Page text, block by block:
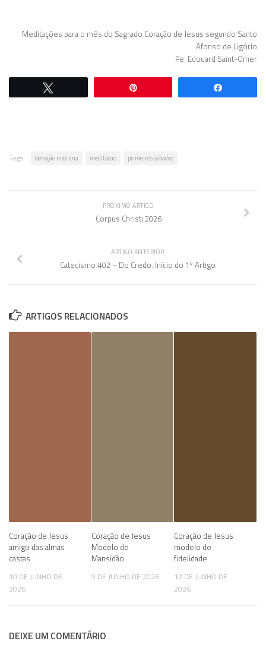
Meditações para o mês do Sagrado Coração de Jesus segundo Santo
Afonso de Ligório
Pe. Edouard Saint-Omer
Tags: devoção mariana meditacao primeiros sabados
PRÓXIMO ARTIGO
Corpus Christi 2026
ARTIGO ANTERIOR
Catecismo #02 – Do Credo. Início do 1º Artigo
ARTIGOS RELACIONADOS
Coração de Jesus
amigo das almas
castas
10 DE JUNHO DE
2026
Coração de Jesus
Modelo de
Mansidão
9 DE JUNHO DE 2026
Coração de Jesus
modelo de
fidelidade
12 DE JUNHO DE
2026
DEIXE UM COMENTÁRIO